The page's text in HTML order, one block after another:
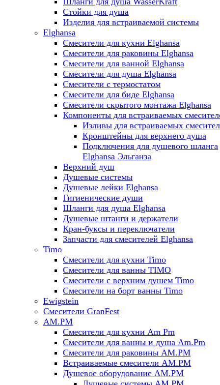
Стойки для душа
Изделия для встраиваемой системы
Elghansa
Смесители для кухни Elghansa
Смесители для раковины Elghansa
Смесители для ванной Elghansa
Смесители для душа Elghansa
Смесители с термостатом
Смесители для биде Elghansa
Смесители скрытого монтажа Elghansa
Компоненты для встраиваемых
Изливы для встраиваемых
Кронштейны для верхнего душа
Подключения для душевого шланга
Elghansa Эльганза
Верхний душ
Душевые системы
Душевые лейки Elghansa
Гигиенические души
Шланги для душа Elghansa
Душевые штанги и держатели
Кран-буксы и переключатели
Запчасти для смесителей Elghansa
Timo
Смесители для кухни Timo
Смесители для ванны TIMO
Смесители с верхним душем Timo
Смесители на борт ванны Timo
Ewigstein
Смесители GranFest
AM.PM
Смесители для кухни Am Pm
Смесители для ванны и душа Am.Pm
Смесители для раковины AM.PM
Встраиваемые смесители AM.PM
Душевое оборудование AM.PM